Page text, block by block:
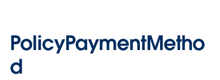
PolicyPaymentMetho
d